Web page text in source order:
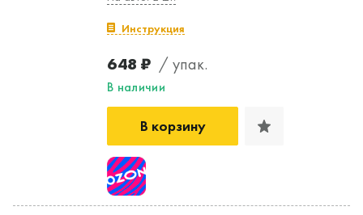
Инструкция
648 ₽ / упак.
В наличии
В корзину